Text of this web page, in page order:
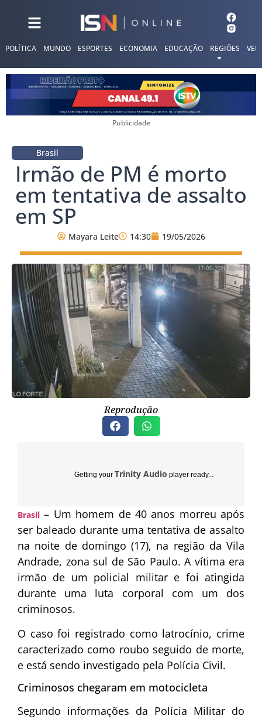
POLÍTICA MUNDO ESPORTES ECONOMIA EDUCAÇÃO REGIÕES
Publicidade
Brasil
Irmão de PM é morto
em tentativa de assalto
em SP
Mayara Leite 14:30 19/05/2026
Reprodução
Getting your Trinity Audio player ready...
Brasil – Um homem de 40 anos morreu após
ser baleado durante uma tentativa de assalto
na noite de domingo (17), na região da Vila
Andrade, zona sul de São Paulo. A vítima era
irmão de um policial militar e foi atingida
durante uma luta corporal com um dos
criminosos.
O caso foi registrado como latrocínio, crime
caracterizado como roubo seguido de morte,
e está sendo investigado pela Polícia Civil.
Criminosos chegaram em motocicleta
Segundo informações da Polícia Militar do